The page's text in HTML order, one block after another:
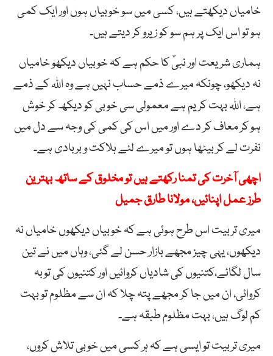
خامیاں دیکھتے ہیں، کسی میں سو خوبیاں ہوں اور ایک کمی
ہو تو اس ایک پر ہم سو کو زیرو کر دیتے ہیں۔
ہماری شریعت اور نبیؐ کا حکم ہے کہ خوبیاں دیکھو خامیاں
نہ دیکھو، چونکہ میرے ذمے حساب نہیں ہے وہ اللہ کے ذمے
ہے، اللہ بہت کریم ہے معمولی سی خوبی کو دیکھ کر خوش
ہو کر معاف کر دے اور میں اس کی کمی کی وجہ سے دل میں
نفرت لے کر بیٹھا ہوں تو میرے لئے ہلاکت و بربادی ہے۔
اچھی آخرت کی تمنا رکھتے ہیں تو مخلوق کے ساتھ بہترین
طرز عمل اپنائیں، مولانا طارق جمیل
میری تربیت اس طرح ہوئی ہے کہ خوبیاں دیکھوں خامیاں نہ
دیکھوں، یہی چیز مجھے بازار حسن لے گئی، وہاں میں نے تین
سال لگائے،کتنیوں کی شادیاں کروائیں اور کتنیوں کی توبہ
کروائی، ان میں جا کر مجھے پتہ چلا کہ ان سے مظلوم تو بہت
کم لوگ ہیں، بہت مظلوم طبقہ ہے۔
میری تربیت تو ایسی ہے کہ ہر کسی میں خوبی تلاش کروں،